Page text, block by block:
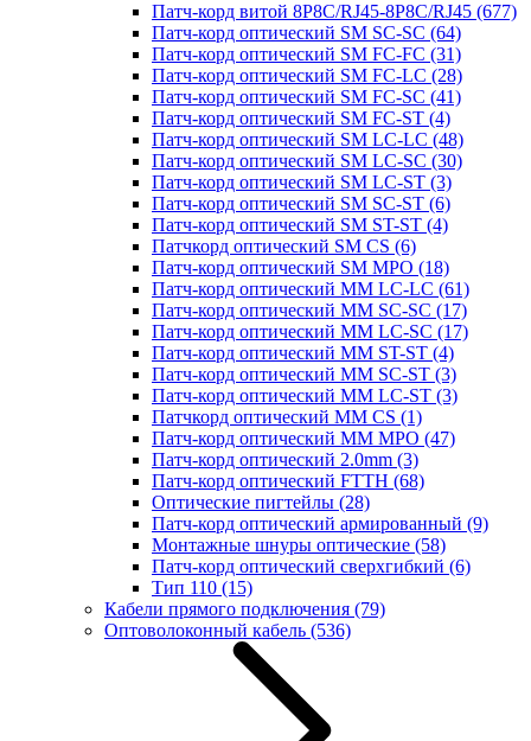
Патч-корд витой 8P8C/RJ45-8P8C/RJ45 (677)
Патч-корд оптический SM SC-SC (64)
Патч-корд оптический SM FC-FC (31)
Патч-корд оптический SM FC-LC (28)
Патч-корд оптический SM FC-SC (41)
Патч-корд оптический SM FC-ST (4)
Патч-корд оптический SM LC-LC (48)
Патч-корд оптический SM LC-SC (30)
Патч-корд оптический SM LC-ST (3)
Патч-корд оптический SM SC-ST (6)
Патч-корд оптический SM ST-ST (4)
Патчкорд оптический SM CS (6)
Патч-корд оптический SM MPO (18)
Патч-корд оптический MM LC-LC (61)
Патч-корд оптический MM SC-SC (17)
Патч-корд оптический MM LC-SC (17)
Патч-корд оптический MM ST-ST (4)
Патч-корд оптический MM SC-ST (3)
Патч-корд оптический MM LC-ST (3)
Патчкорд оптический MM CS (1)
Патч-корд оптический MM MPO (47)
Патч-корд оптический 2.0mm (3)
Патч-корд оптический FTTH (68)
Оптические пигтейлы (28)
Патч-корд оптический армированный (9)
Монтажные шнуры оптические (58)
Патч-корд оптический сверхгибкий (6)
Тип 110 (15)
Кабели прямого подключения (79)
Оптоволоконный кабель (536)